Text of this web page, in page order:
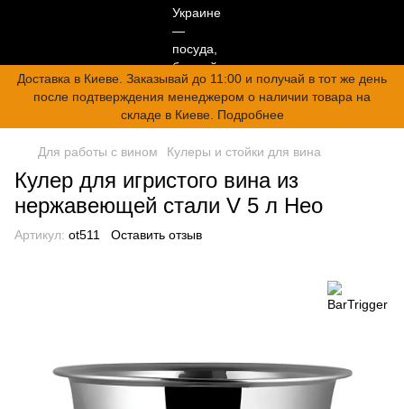
Доставка в Киеве. Заказывай до 11:00 и получай в тот же день
после подтверждения менеджером о наличии товара на
складе в Киеве. Подробнее
Для работы с вином Кулеры и стойки для вина
Кулер для игристого вина из
нержавеющей стали V 5 л Нео
Артикул: ot511 Оставить отзыв